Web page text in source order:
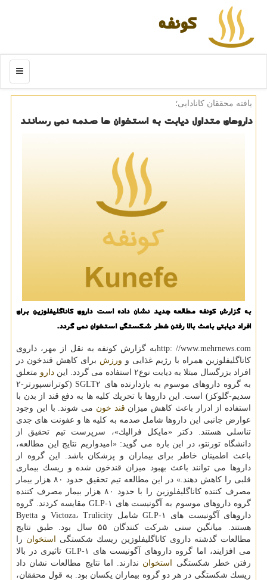
كونفه
منو
یافته محققان كانادایی؛
داروهای متداول دیابت به استخوان ها صدمه نمی رسانند
به گزارش كونفه مطالعه جدید نشان داده است داروی كاناگلیفلوزین برای
افراد دیابتی باعث بالا رفتن خطر شكستگی استخوان نمی گردد.
http: //www.mehrnews.comبه گزارش كونفه به نقل از مهر، داروی
كاناگلیفلوزین همراه با رژیم غذایی و ورزش برای كاهش قندخون در
افراد بزرگسال مبتلا به دیابت نوع۲ استفاده می گردد. این
دارو متعلق
به گروه داروهای موسوم به بازدارنده های SGLT۲ (كوترانسپورتر-۲
سدیم-گلوكز) است. این داروها با تحریك كلیه ها به دفع قند از بدن با
استفاده از ادرار باعث كاهش میزان قند خون می شوند. با این وجود
عوارض جانبی این داروها شامل صدمه به كلیه ها و عفونت های جدی
تناسلی هستند. دكتر «مایكل فرالیك»، سرپرست تیم تحقیق از
دانشگاه تورنتو، در این باره می گوید: «امیدواریم نتایج این مطالعه،
باعث اطمینان خاطر برای بیماران و پزشكان باشد. این گروه از
داروها می توانند باعث بهبود میزان قندخون شده و ریسك بیماری
قلبی را كاهش دهند.» در این مطالعه تیم تحقیق حدود ۸۰ هزار بیمار
مصرف كننده كاناگلیفلوزین را با حدود ۸۰ هزار بیمار مصرف كننده
گروه داروهای موسوم به آگونیست های GLP-۱ مقایسه كردند. گروه
داروهای آگونیست های GLP-۱ شامل Victoza، Trulicity و Byetta
هستند. میانگین سنی شركت كنندگان ۵۵ سال بود. طبق نتایج
مطالعات گذشته داروی كاناگلیفلوزین ریسك شكستگی استخوان را
می افزایند، اما گروه داروهای آگونیست های GLP-۱ تاثیری در بالا
رفتن خطر شكستگی استخوان ندارند. اما نتایج مطالعات نشان داد
ریسك شكستگی در هر دو گروه بیماران یكسان بود. به قول محققان،